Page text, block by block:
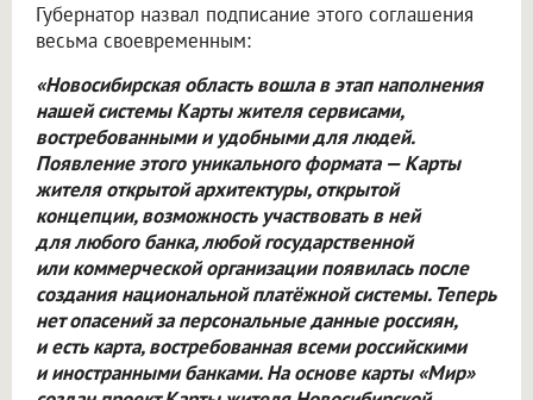
Губернатор назвал подписание этого соглашения
весьма своевременным:
«Новосибирская область вошла в этап наполнения
нашей системы Карты жителя сервисами,
востребованными и удобными для людей.
Появление этого уникального формата — Карты
жителя открытой архитектуры, открытой
концепции, возможность участвовать в ней
для любого банка, любой государственной
или коммерческой организации появилась после
создания национальной платёжной системы. Теперь
нет опасений за персональные данные россиян,
и есть карта, востребованная всеми российскими
и иностранными банками. На основе карты «Мир»